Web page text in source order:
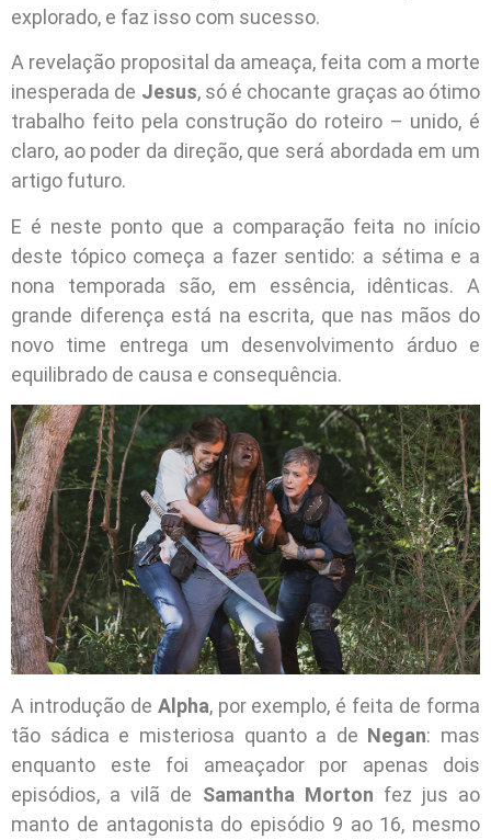
explorado, e faz isso com sucesso.
A revelação proposital da ameaça, feita com a morte
inesperada de Jesus, só é chocante graças ao ótimo
trabalho feito pela construção do roteiro – unido, é
claro, ao poder da direção, que será abordada em um
artigo futuro.
E é neste ponto que a comparação feita no início
deste tópico começa a fazer sentido: a sétima e a
nona temporada são, em essência, idênticas. A
grande diferença está na escrita, que nas mãos do
novo time entrega um desenvolvimento árduo e
equilibrado de causa e consequência.
A introdução de Alpha, por exemplo, é feita de forma
tão sádica e misteriosa quanto a de Negan: mas
enquanto este foi ameaçador por apenas dois
episódios, a vilã de Samantha Morton fez jus ao
manto de antagonista do episódio 9 ao 16, mesmo